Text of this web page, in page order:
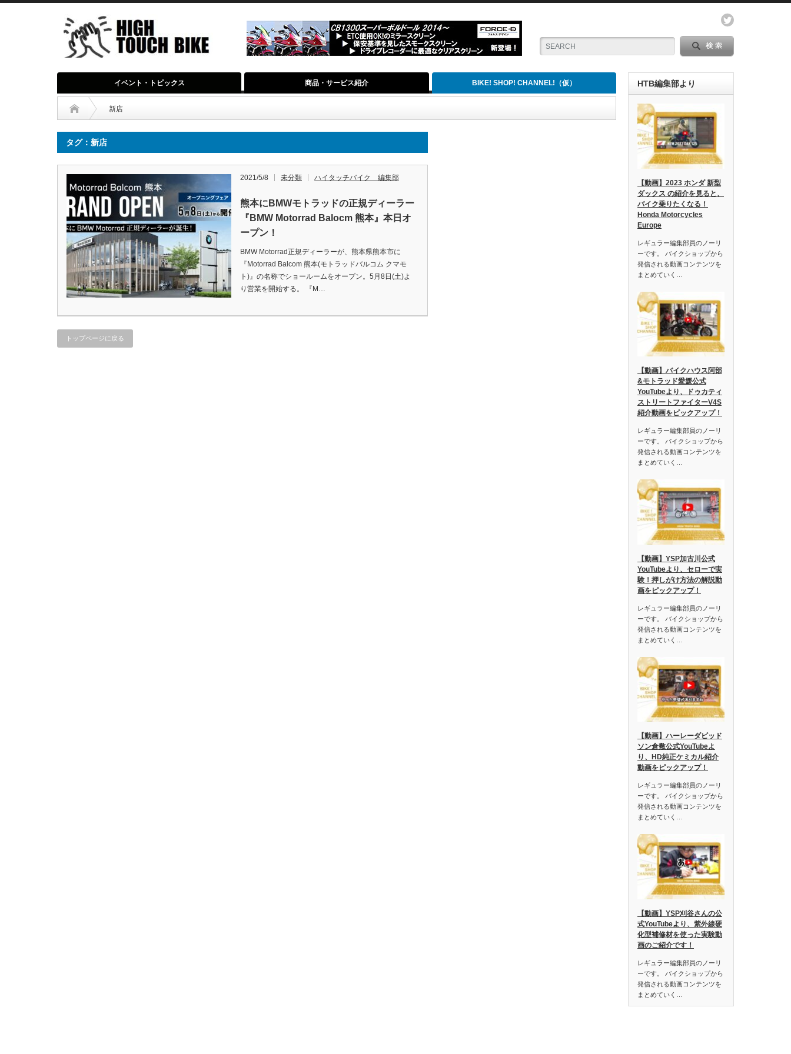
イベント・トピックス 商品・サービス紹介 BIKE! SHOP! CHANNEL!（仮）
新店
タグ：新店
2021/5/8 未分類 ハイタッチバイク 編集部
熊本にBMWモトラッドの正規ディーラー
『BMW Motorrad Balocm 熊本』本日オ
ープン！
BMW Motorrad正規ディーラーが、熊本県熊本市に
『Motorrad Balcom 熊本(モトラッドバルコム クマモ
ト)』の名称でショールームをオープン。5月8日(土)よ
り営業を開始する。 『M…
トップページに戻る
HTB編集部より
【動画】2023 ホンダ 新型
ダックス の紹介を見ると、
バイク乗りたくなる！
Honda Motorcycles
Europe
レギュラー編集部員のノーリ
ーです。 バイクショップから
発信される動画コンテンツを
まとめていく…
【動画】バイクハウス阿部
&モトラッド愛媛公式
YouTubeより、ドゥカティ
ストリートファイターV4S
紹介動画をピックアップ！
レギュラー編集部員のノーリ
ーです。 バイクショップから
発信される動画コンテンツを
まとめていく…
【動画】YSP加古川公式
YouTubeより、セローで実
験！押しがけ方法の解説動
画をピックアップ！
レギュラー編集部員のノーリ
ーです。 バイクショップから
発信される動画コンテンツを
まとめていく…
【動画】ハーレーダビッド
ソン倉敷公式YouTubeよ
り、HD純正ケミカル紹介
動画をピックアップ！
レギュラー編集部員のノーリ
ーです。 バイクショップから
発信される動画コンテンツを
まとめていく…
【動画】YSP刈谷さんの公
式YouTubeより、紫外線硬
化型補修材を使った実験動
画のご紹介です！
レギュラー編集部員のノーリ
ーです。 バイクショップから
発信される動画コンテンツを
まとめていく…